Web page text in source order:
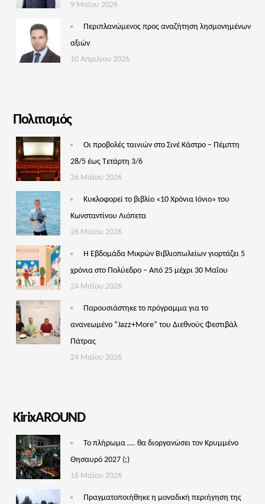
9 Μαΐου 2026
Περιπλανώμενος προς αναζήτηση λησμονημένων
αξιών
10 Απριλίου 2026
Πολιτισμός
Οι προβολές ταινιών στο Σινέ Κάστρο – Πέμπτη
28/5 έως Τετάρτη 3/6
26 Μαΐου 2026
Κυκλοφορεί το βιβλίο «10 Χρόνια Ιόνιο» του
Κωνσταντίνου Λιόπετα
26 Μαΐου 2026
Η Εβδομάδα Μικρών Βιβλιοπωλείων γιορτάζει 5
χρόνια στο Πολύεδρο – Από 25 μέχρι 30 Μαΐου
24 Μαΐου 2026
Παρουσιάστηκε το πρόγραμμα για το
ανανεωμένο “Jazz+More” του Διεθνούς Φεστιβάλ
Πάτρας
24 Μαΐου 2026
KirixAROUND
Το πλήρωμα …. θα διοργανώσει τον Κρυμμένο
Θησαυρό 2027 (;)
16 Μαΐου 2026
Πραγματοποιήθηκε η μοναδική περιήγηση της